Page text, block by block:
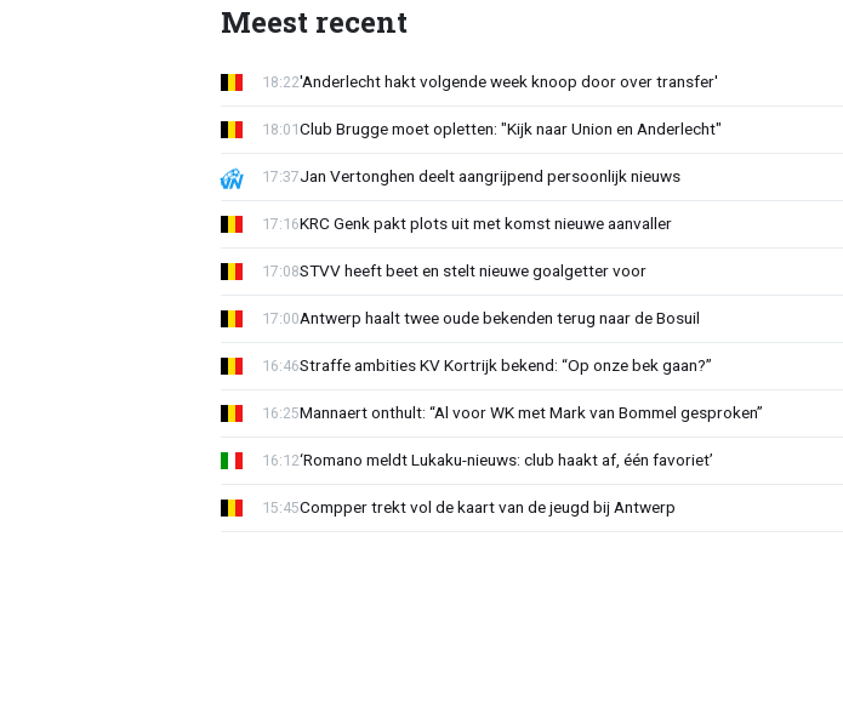
Meest recent
'Anderlecht hakt volgende week knoop door over transfer'
18:22
Club Brugge moet opletten: "Kijk naar Union en Anderlecht"
18:01
Jan Vertonghen deelt aangrijpend persoonlijk nieuws
17:37
KRC Genk pakt plots uit met komst nieuwe aanvaller
17:16
STVV heeft beet en stelt nieuwe goalgetter voor
17:08
Antwerp haalt twee oude bekenden terug naar de Bosuil
17:00
Straffe ambities KV Kortrijk bekend: “Op onze bek gaan?”
16:46
Mannaert onthult: “Al voor WK met Mark van Bommel gesproken”
16:25
‘Romano meldt Lukaku-nieuws: club haakt af, één favoriet’
16:12
Compper trekt vol de kaart van de jeugd bij Antwerp
15:45